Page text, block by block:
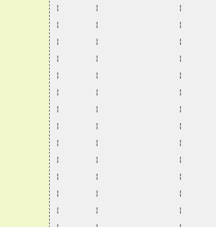
¦       ¦                ¦
¦       ¦                ¦
¦       ¦                ¦
¦       ¦                ¦
¦       ¦                ¦
¦       ¦                ¦
¦       ¦                ¦
¦       ¦                ¦
¦       ¦                ¦         ¦с
¦       ¦                ¦         ¦и
¦       ¦                ¦
¦       ¦                ¦
¦       ¦                ¦